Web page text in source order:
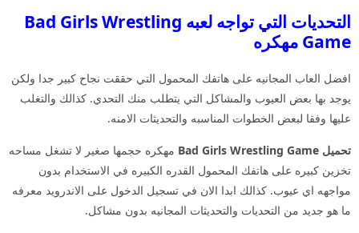
التحديات التي تواجه لعبه Bad Girls Wrestling
Game مهكره
افضل العاب المجانيه على هاتفك المحمول التي حققت نجاح كبير جدا ولكن
يوجد بها بعض العيوب والمشاكل التي يتطلب منك التحدي. كذالك والتغلب
عليها وفقا لبعض الخطوات المناسبه والتحديثات الامنه.
تحميل Bad Girls Wrestling Game
مهكره حجمها صغير لا تشغل مساحه
تخزين كبيره على هاتفك المحمول القدره الكبيره في الاستخدام بدون
مواجهه اي عيوب. كذالك ابدا الان في تسجيل الدخول على الاندرويد معرفه
ما هو جديد من التحديات والتحديثات المجانيه بدون مشاكل.